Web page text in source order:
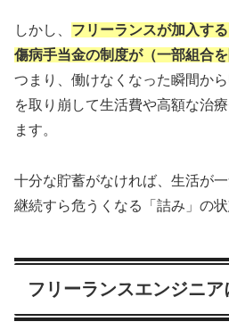
しかし、 フリーランスが加入す
傷病手当金の制度が（一部組合を
つまり、働けなくなった瞬間か
を取り崩して生活費や高額な治
ます。
十分な貯蓄がなければ、生活が
継続すら危うくなる「詰み」の
フリーランスエンジニ